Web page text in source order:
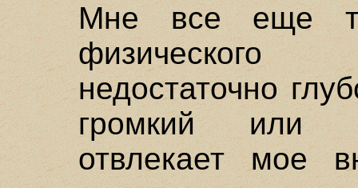
Мне все еще
недостаточно
громкий или
отвлекает мое